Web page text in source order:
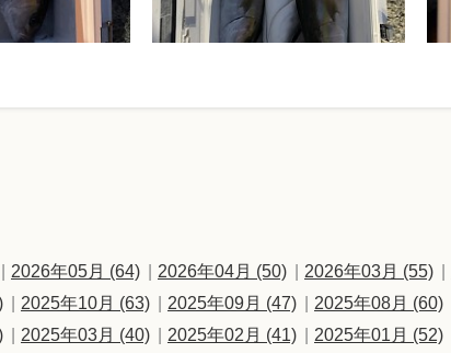
2026年05月 (64) 2026年04月 (50) 2026年03月 (55)
2025年10月 (63) 2025年09月 (47) 2025年08月 (60)
2025年03月 (40) 2025年02月 (41) 2025年01月 (52)